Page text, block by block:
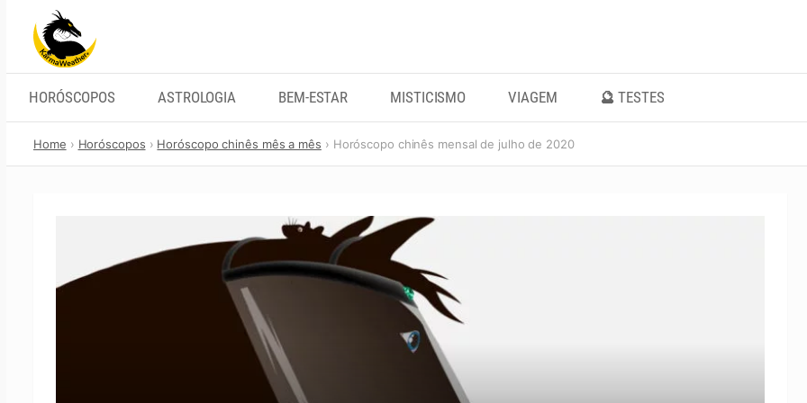
content
HORÓSCOPOS ASTROLOGIA BEM-ESTAR MISTICISMO VIAGEM 🔮 TESTES
Home Horóscopos Horóscopo chinês mês a mês Horóscopo chinês mensal de julho de 2020